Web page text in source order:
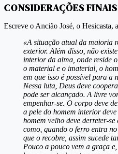
CONSIDERAÇÕES FINAIS
Escreve o Ancião José, o Hesicasta,
«A situação atual da maioria
exterior. Além disso, não
interior da alma, onde reside
o material e o imaterial, o
em que isso é possível para a
Nessa luta, Deus deve
pode ser alcançado. A livre
empenhar-se. O corpo deve
a pele do homem interior
homem velho deve derreter-
como, quando o ferro entra
que o recobre, assim sucede
Pouco a pouco vem a graça